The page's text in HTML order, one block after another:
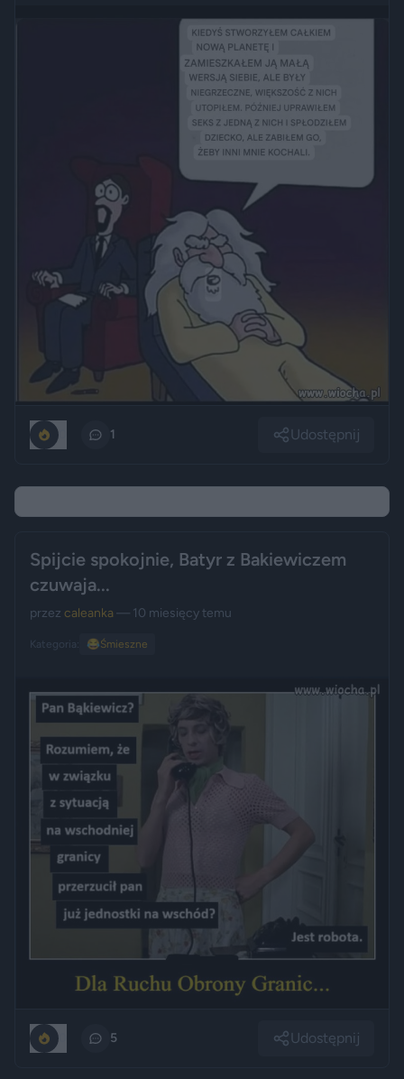
1 Udostępnij
Spijcie spokojnie, Batyr z Bakiewiczem
czuwaja...
przez caleanka — 10 miesięcy temu
Kategoria: 😂Śmieszne
5 Udostępnij